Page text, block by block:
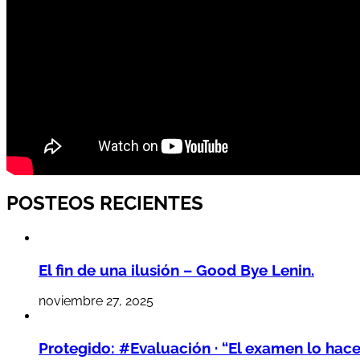
POSTEOS RECIENTES
El fin de una ilusión – Good Bye Lenin.
noviembre 27, 2025
Protegido: #Evaluación · “El examen lo